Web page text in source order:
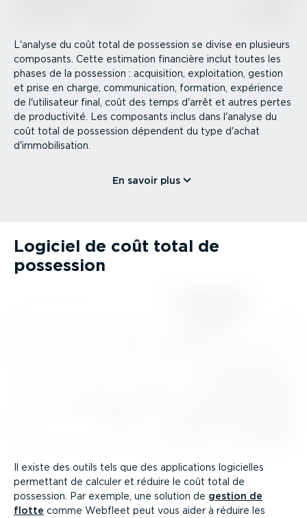
L'analyse du coût total de possession se divise en plusieurs
composants. Cette estimation financière inclut toutes les
phases de la possession : acquisition, exploi­tation, gestion
et prise en charge, commu­ni­cation, formation, expérience
de l'utilisateur final, coût des temps d'arrêt et autres pertes
de produc­tivité. Les composants inclus dans l'analyse du
coût total de possession dépendent du type d'achat
d'immobi­li­sation.
En savoir plus
Logiciel de coût total de
possession
Il existe des outils tels que des appli­ca­tions logicielles
permettant de calculer et réduire le coût total de
possession. Par exemple, une solution de gestion de
flotte comme Webfleet peut vous aider à réduire les